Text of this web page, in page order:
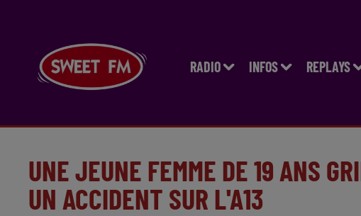
RADIO INFOS REPLAYS
UNE JEUNE FEMME DE 19 ANS
UN ACCIDENT SUR L'A13